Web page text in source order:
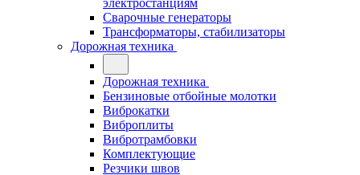
Сварочные генераторы
Трансформаторы, стабилизаторы
Дорожная техника
Дорожная техника
Бензиновые отбойные молотки
Виброкатки
Виброплиты
Вибротрамбовки
Комплектующие
Резчики швов